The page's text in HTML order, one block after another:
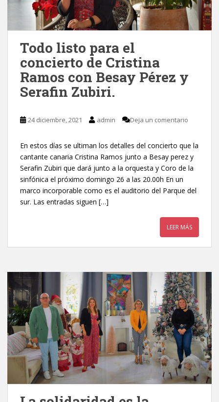
Todo listo para el
concierto de Cristina
Ramos con Besay Pérez y
Serafin Zubiri.
24 diciembre, 2021 admin Deja un comentario
En estos días se ultiman los detalles del concierto que la
cantante canaria Cristina Ramos junto a Besay perez y
Serafin Zubiri que dará junto a la orquesta y Coro de la
sinfónica el próximo domingo 26 a las 20.00h En un
marco incorporable como es el auditorio del Parque del
sur. Las entradas siguen […]
LEER MÁS